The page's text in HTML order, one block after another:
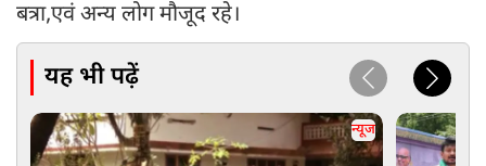
बत्रा,एवं अन्य लोग मौजूद रहे।
यह भी पढ़ें
न्यूज